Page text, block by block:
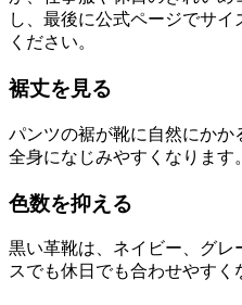
し、最後に公式ページでサ
ください。
裾丈を見る
パンツの裾が靴に自然にかか
全身になじみやすくなります。
色数を抑える
黒い革靴は、ネイビー、グ
スでも休日でも合わせやすく